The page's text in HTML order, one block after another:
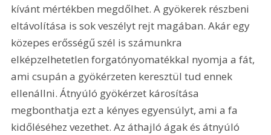
kívánt mértékben megdőlhet. A gyökerek részbeni
eltávolítása is sok veszélyt rejt magában. Akár egy
közepes erősségű szél is számunkra
elképzelhetetlen forgatónyomatékkal nyomja a fát,
ami csupán a gyökérzeten keresztül tud ennek
ellenállni. Átnyúló gyökérzet károsítása
megbonthatja ezt a kényes egyensúlyt, ami a fa
kidőléséhez vezethet. Az áthajló ágak és átnyúló